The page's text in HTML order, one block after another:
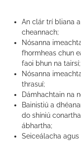
An clár trí bliana
cheannach;
Nósanna
fhormheas chun
faoi bhun na tairsí;
Nósanna
thrasuí;
Dámhachtain na
Bainistiú a
do shíniú
ábhartha;
Seiceálacha